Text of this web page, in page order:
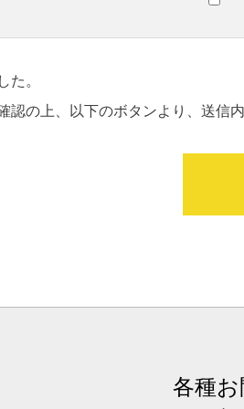
。
認の上、以下のボタンより、送信
各種